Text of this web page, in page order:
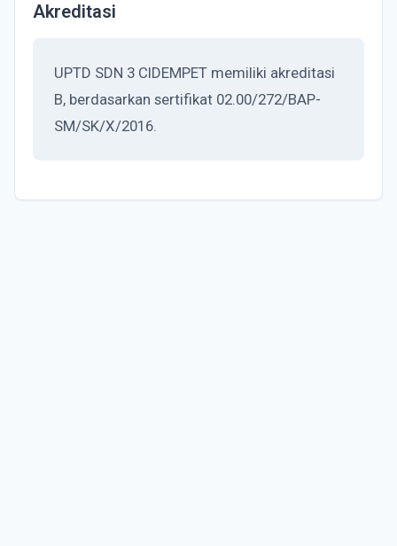
Akreditasi
UPTD SDN 3 CIDEMPET memiliki akreditasi
B, berdasarkan sertifikat 02.00/272/BAP-
SM/SK/X/2016.